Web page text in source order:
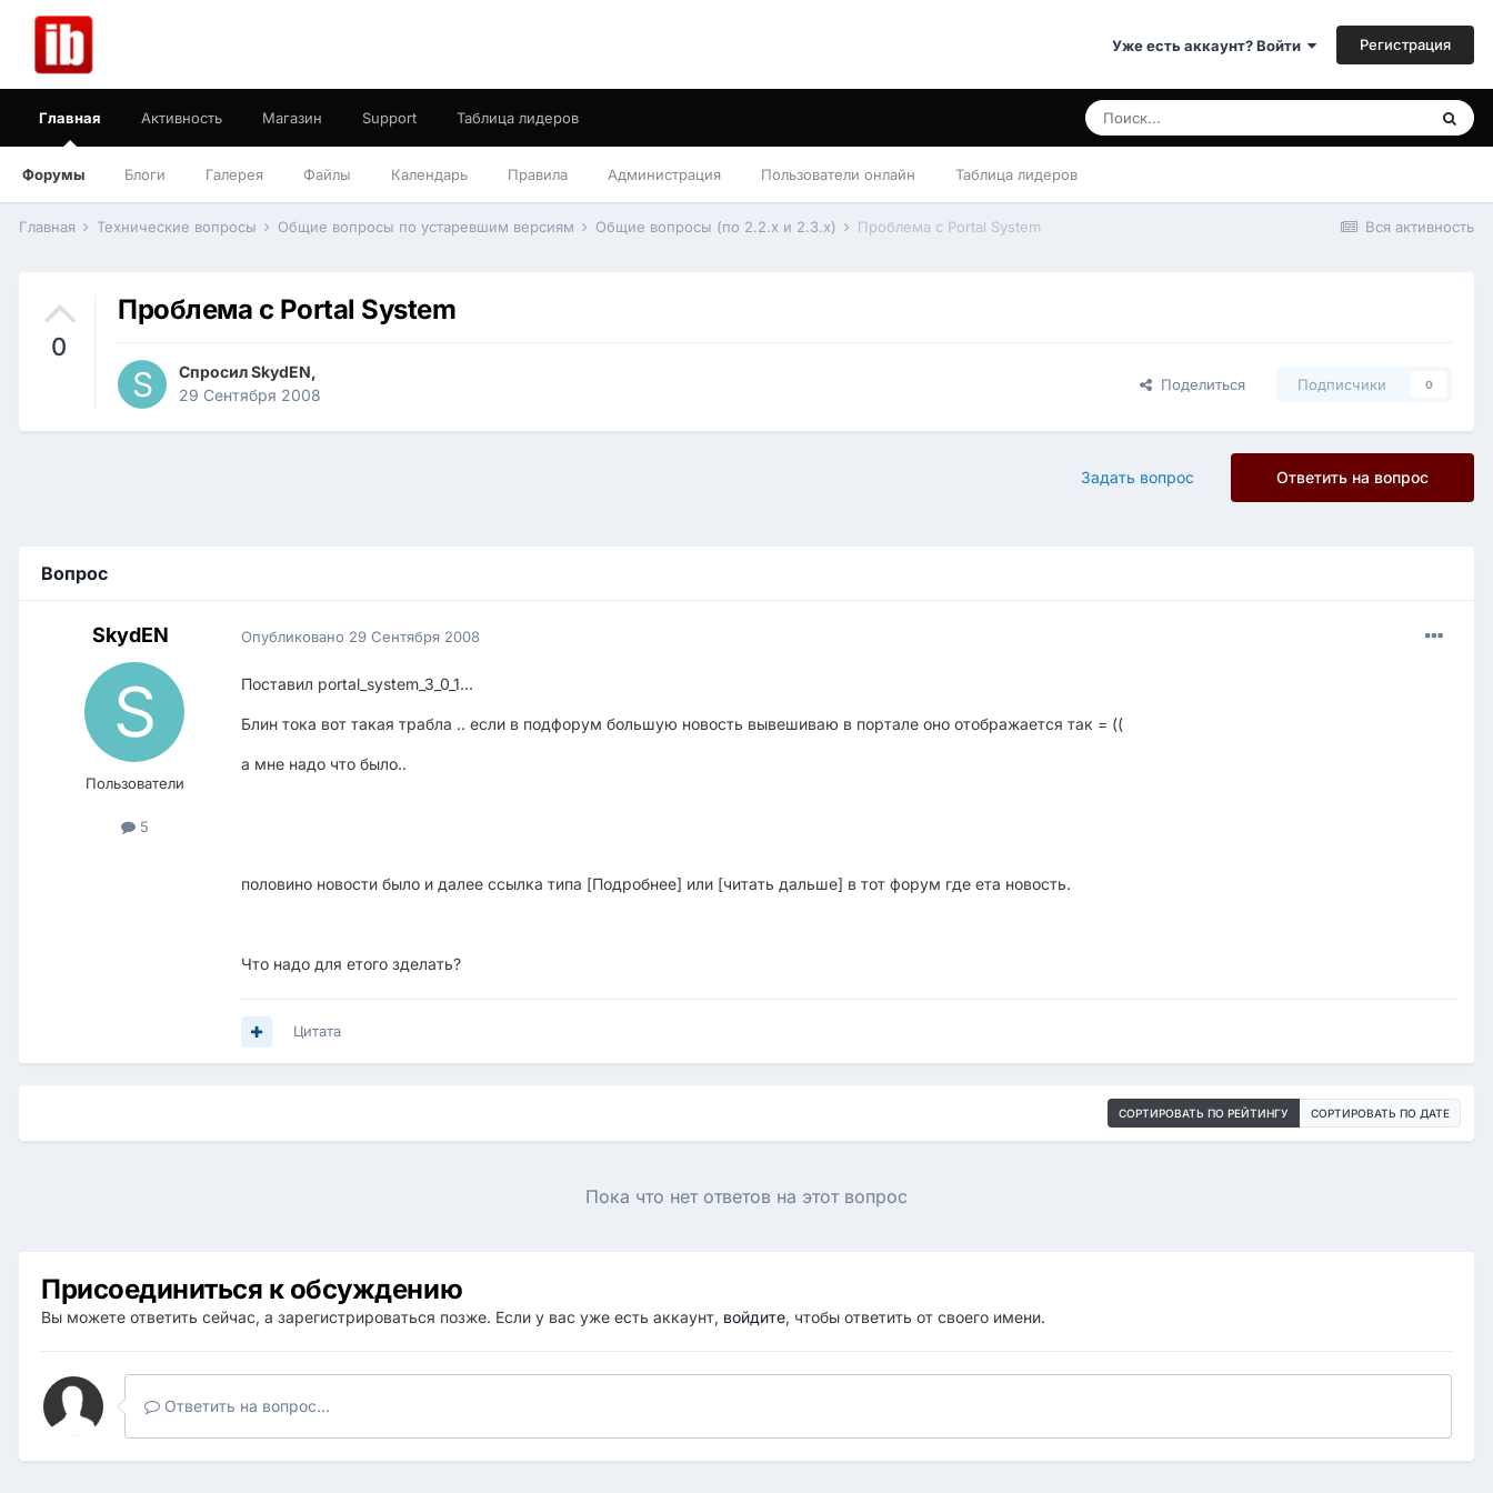
Уже есть аккаунт? Войти Регистрация
Главная
Форумы Блоги Галерея Файлы Календарь Правила Администрация Пользователи онлайн Таблица лидеров
Активность Магазин Support Таблица лидеров
Вся активность
Главная Технические вопросы Общие вопросы по устаревшим версиям Общие вопросы (по 2.2.x и 2.3.x) Проблема с Portal System
0
Проблема с Portal System
СпросилSkydEN,
29 Сентября 2008
Поделиться Подписчики 0
Ответить на вопрос
Задать вопрос
Вопрос
SkydEN
Пользователи
5
Опубликовано 29 Сентября 2008
Поставил portal_system_3_0_1...
Блин тока вот такая трабла .. если в подфорум большую новость вывешиваю в портале оно отображается так = ((
а мне надо что было..
половино новости было и далее ссылка типа [Подробнее] или [читать дальше] в тот форум где ета новость.
Что надо для етого зделать?
Цитата
СОРТИРОВАТЬ ПО РЕЙТИНГУ СОРТИРОВАТЬ ПО ДАТЕ
Пока что нет ответов на этот вопрос
Присоединиться к обсуждению
Вы можете ответить сейчас, а зарегистрироваться позже. Если у вас уже есть аккаунт, войдите, чтобы ответить от своего имени.
Ответить на вопрос...